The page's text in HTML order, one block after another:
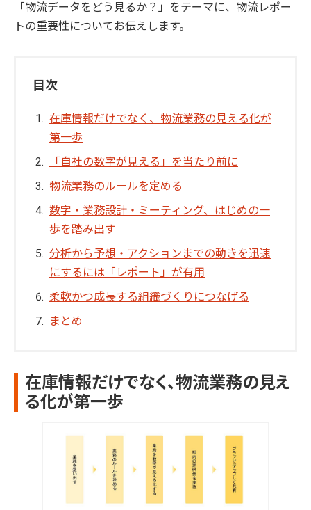
「物流データをどう見るか？」をテーマに、物流レポー
トの重要性についてお伝えします。
目次
在庫情報だけでなく、物流業務の見える化が
第一歩
「自社の数字が見える」を当たり前に
物流業務のルールを定める
数字・業務設計・ミーティング、はじめの一
歩を踏み出す
分析から予想・アクションまでの動きを迅速
にするには「レポート」が有用
柔軟かつ成長する組織づくりにつなげる
まとめ
在庫情報だけでなく、物流業務の見え
る化が第一歩